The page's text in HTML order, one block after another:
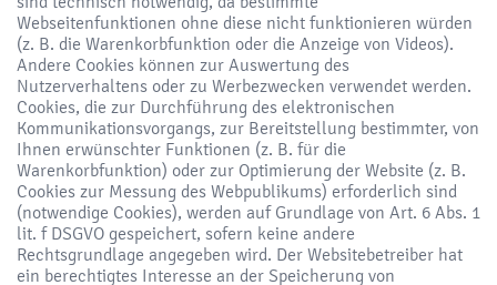
Webseitenfunktionen ohne diese nicht funktionieren würden
(z. B. die Warenkorbfunktion oder die Anzeige von Videos).
Andere Cookies können zur Auswertung des
Nutzerverhaltens oder zu Werbezwecken verwendet werden.
Cookies, die zur Durchführung des elektronischen
Kommunikationsvorgangs, zur Bereitstellung bestimmter, von
Ihnen erwünschter Funktionen (z. B. für die
Warenkorbfunktion) oder zur Optimierung der Website (z. B.
Cookies zur Messung des Webpublikums) erforderlich sind
(notwendige Cookies), werden auf Grundlage von Art. 6 Abs. 1
lit. f DSGVO gespeichert, sofern keine andere
Rechtsgrundlage angegeben wird. Der Websitebetreiber hat
ein berechtigtes Interesse an der Speicherung von